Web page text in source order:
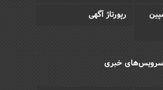
رپورتاژ آگهی
سرویس‌های خبری